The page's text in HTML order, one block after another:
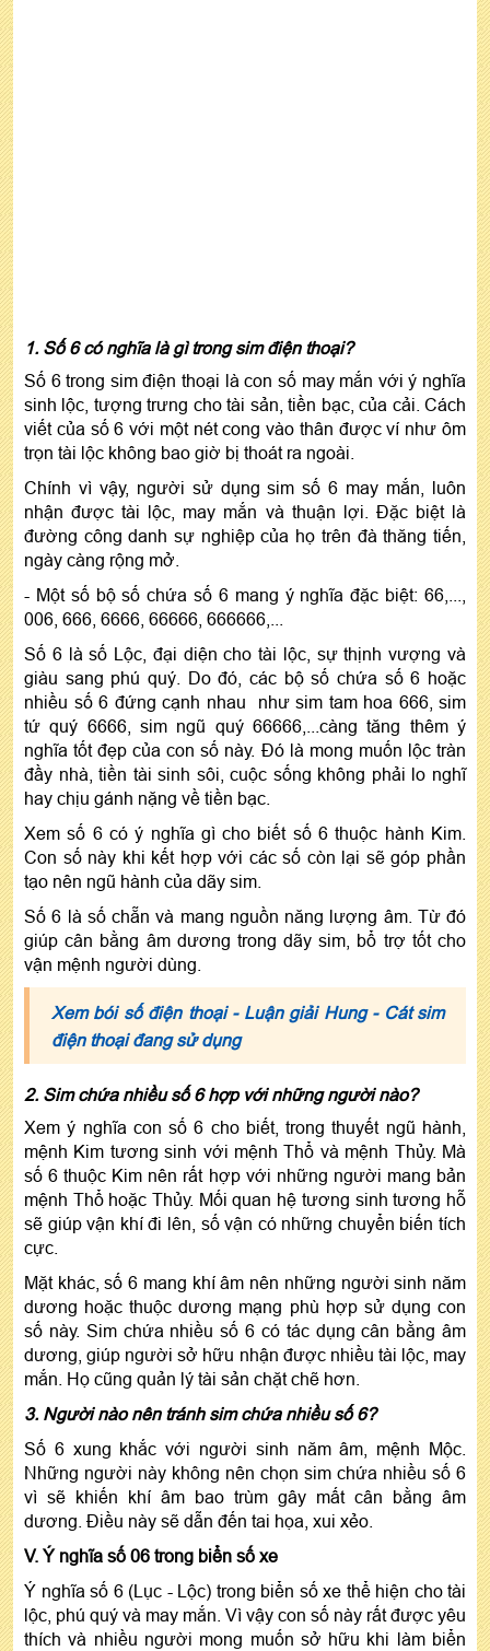
1. Số 6 có nghĩa là gì trong sim điện thoại?
Số 6 trong sim điện thoại là con số may mắn với ý nghĩa
sinh lộc, tượng trưng cho tài sản, tiền bạc, của cải. Cách
viết của số 6 với một nét cong vào thân được ví như ôm
trọn tài lộc không bao giờ bị thoát ra ngoài.
Chính vì vậy, người sử dụng sim số 6 may mắn, luôn
nhận được tài lộc, may mắn và thuận lợi. Đặc biệt là
đường công danh sự nghiệp của họ trên đà thăng tiến,
ngày càng rộng mở.
- Một số bộ số chứa số 6 mang ý nghĩa đặc biệt: 66,...,
006, 666, 6666, 66666, 666666,...
Số 6 là số Lộc, đại diện cho tài lộc, sự thịnh vượng và
giàu sang phú quý. Do đó, các bộ số chứa số 6 hoặc
nhiều số 6 đứng cạnh nhau như sim tam hoa 666, sim
tứ quý 6666, sim ngũ quý 66666,...càng tăng thêm ý
nghĩa tốt đẹp của con số này. Đó là mong muốn lộc tràn
đầy nhà, tiền tài sinh sôi, cuộc sống không phải lo nghĩ
hay chịu gánh nặng về tiền bạc.
Xem số 6 có ý nghĩa gì cho biết số 6 thuộc hành Kim.
Con số này khi kết hợp với các số còn lại sẽ góp phần
tạo nên ngũ hành của dãy sim.
Số 6 là số chẵn và mang nguồn năng lượng âm. Từ đó
giúp cân bằng âm dương trong dãy sim, bổ trợ tốt cho
vận mệnh người dùng.
Xem bói số điện thoại - Luận giải Hung - Cát sim
điện thoại đang sử dụng
2. Sim chứa nhiều số 6 hợp với những người nào?
Xem ý nghĩa con số 6 cho biết, trong thuyết ngũ hành,
mệnh Kim tương sinh với mệnh Thổ và mệnh Thủy. Mà
số 6 thuộc Kim nên rất hợp với những người mang bản
mệnh Thổ hoặc Thủy. Mối quan hệ tương sinh tương hỗ
sẽ giúp vận khí đi lên, số vận có những chuyển biến tích
cực.
Mặt khác, số 6 mang khí âm nên những người sinh năm
dương hoặc thuộc dương mạng phù hợp sử dụng con
số này. Sim chứa nhiều số 6 có tác dụng cân bằng âm
dương, giúp người sở hữu nhận được nhiều tài lộc, may
mắn. Họ cũng quản lý tài sản chặt chẽ hơn.
3. Người nào nên tránh sim chứa nhiều số 6?
Số 6 xung khắc với người sinh năm âm, mệnh Mộc.
Những người này không nên chọn sim chứa nhiều số 6
vì sẽ khiến khí âm bao trùm gây mất cân bằng âm
dương. Điều này sẽ dẫn đến tai họa, xui xẻo.
V. Ý nghĩa số 06 trong biển số xe
Ý nghĩa số 6 (Lục - Lộc) trong biển số xe thể hiện cho tài
lộc, phú quý và may mắn. Vì vậy con số này rất được yêu
thích và nhiều người mong muốn sở hữu khi làm biển